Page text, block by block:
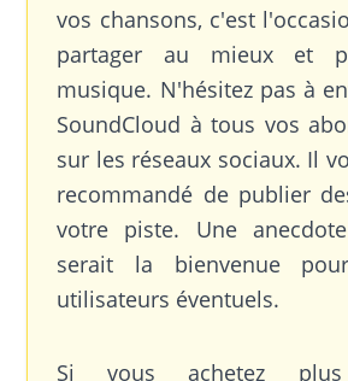
vos chansons, c'est
partager au mieux et
musique. N'hésitez pas à
SoundCloud à tous vos
sur les réseaux sociaux. Il
recommandé de publier
votre piste. Une
serait la bienvenue
utilisateurs éventuels.
Si vous achetez